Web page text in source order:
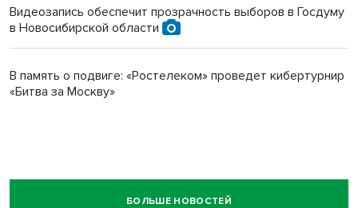
Видеозапись обеспечит прозрачность выборов в Госдуму
в Новосибирской области
В память о подвиге: «Ростелеком» проведет кибертурнир
«Битва за Москву»
БОЛЬШЕ НОВОСТЕЙ